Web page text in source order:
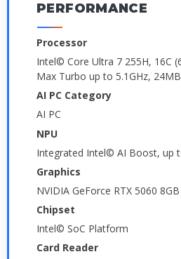
PERFORMANCE
Processor
Intel© Core Ultra 7 255H, 16C
Max Turbo up to 5.1GHz, 24MB
AI PC Category
AI PC
NPU
Integrated Intel© AI Boost, up
Graphics
NVIDIA GeForce RTX 5060
Chipset
Intel© SoC Platform
Card Reader